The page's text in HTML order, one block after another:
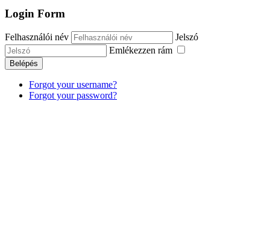
Login Form
Felhasználói név
Jelszó
Emlékezzen rám
Belépés
Forgot your username?
Forgot your password?